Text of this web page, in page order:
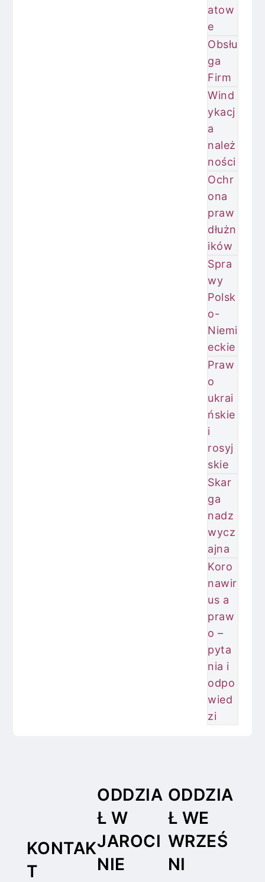
atow
e
Obsłu
ga
Firm
Wind
ykacj
a
należ
ności
Ochr
ona
praw
dłużn
ików
Spra
wy
Polsk
o-
Niemi
eckie
Praw
o
ukrai
ńskie
i
rosyj
skie
Skar
ga
nadz
wycz
ajna
Koro
nawir
us a
praw
o –
pyta
nia i
odpo
wied
zi
KONTAK
T
ODDZIA
Ł W
JAROCI
NIE
ODDZIA
Ł WE
WRZEŚ
NI